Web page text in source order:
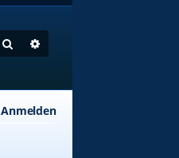
Suche
Anmelden